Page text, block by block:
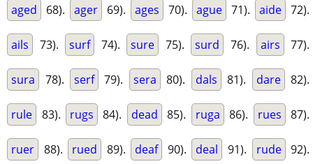
aged 68). ager 69). ages 70). ague 71). aide 72).
ails 73). surf 74). sure 75). surd 76). airs 77).
sura 78). serf 79). sera 80). dals 81). dare 82).
rule 83). rugs 84). dead 85). ruga 86). rues 87).
ruer 88). rued 89). deaf 90). deal 91). rude 92).